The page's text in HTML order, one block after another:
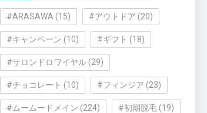
#ARASAWA (15) #アウトドア (20)
#キャンペーン (10) #ギフト (18)
#サロンドロワイヤル(29)
#チョコレート (10) #フィンジア (23)
#ムームードメイン (224) #初期脱毛(19)